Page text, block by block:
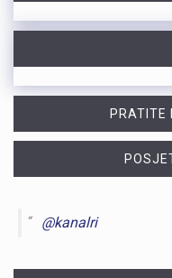
PRATITE
@kanalri